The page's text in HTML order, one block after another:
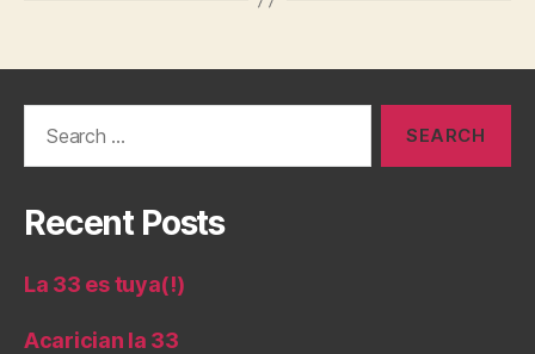
Recent Posts
La 33 es tuya(!)
Acarician la 33